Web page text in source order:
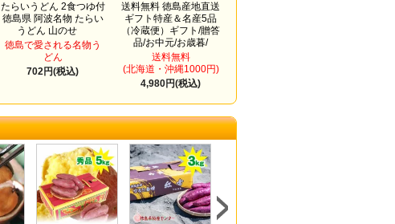
たらいうどん 2食つゆ付
徳島県 阿波名物 たらい
うどん 山のせ
徳島で愛される名物う
どん
702円(税込)
送料無料 徳島産地直送
ギフト特産＆名産5品
（冷蔵便）ギフト/贈答
品/お中元/お歳暮/
送料無料
(北海道・沖縄1000円)
4,980円(税込)